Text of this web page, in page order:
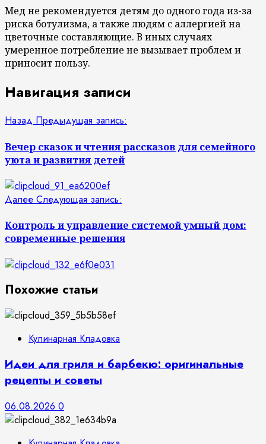
Мед не рекомендуется детям до одного года из-за
риска ботулизма, а также людям с аллергией на
цветочные составляющие. В иных случаях
умеренное потребление не вызывает проблем и
приносит пользу.
Навигация записи
Назад Предыдущая запись:
Вечер сказок и чтения рассказов для семейного
уюта и развития детей
Далее Следующая запись:
Контроль и управление системой умный дом:
современные решения
Похожие статьи
Кулинарная Кладовка
Идеи для гриля и барбекю: оригинальные
рецепты и советы
06.08.2026 0